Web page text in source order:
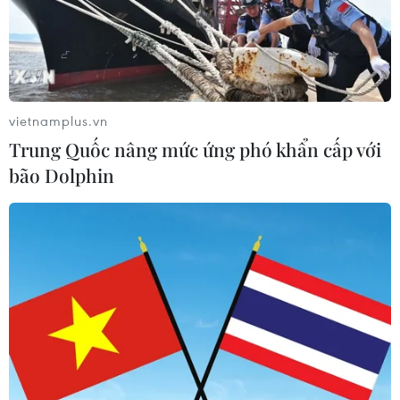
Bão Dolphin càn quét các đảo miền
Nam Nhật Bản, sân bay Okinawa
phải đóng cửa
Từ ngày 9/8, cảnh báo nắng nóng
diện rộng ở khu vực Bắc Bộ và Trung
Từ Quảng Ninh đến Quảng Trị chủ
động ứng phó với áp thấp nhiệt đới
07/08/2026 08:21
vietnamplus.vn
Trung Quốc nâng mức ứng phó khẩn cấp với
bão Dolphin